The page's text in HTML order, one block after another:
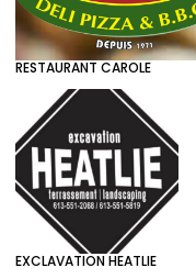
RESTAURANT CAROLE
EXCLAVATION HEATLIE